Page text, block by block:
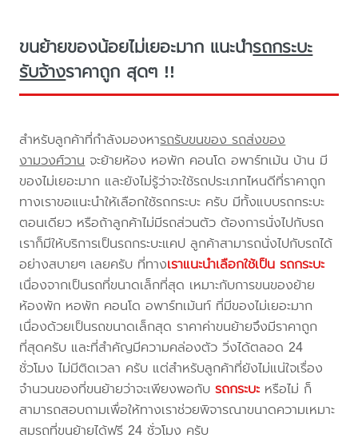
ขนย้ายของน้อยไม่เยอะมาก แนะนำรถกระบะ
รับจ้างราคาถูก สุดๆ !!
สำหรับลูกค้าที่กำลังมองหารถรับขนของ รถส่งของ
งามวงศ์วาน จะย้ายห้อง หอพัก คอนโด อพาร์ทเม้น บ้าน มี
ของไม่เยอะมาก และยังไม่รู้ว่าจะใช้รถประเภทไหนดีที่ราคาถูก
ทางเราขอแนะนำให้เลือกใช้รถกระบะ ครับ มีทั้งแบบรถกระบะ
ตอนเดียว หรือถ้าลูกค้าไม่มีรถส่วนตัว ต้องการนั่งไปกับรถ
เราก็มีให้บริการเป็นรถกระบะแคป ลูกค้าสามารถนั่งไปกับรถได้
อย่างสบายๆ เลยครับ ที่ทางเราแนะนำเลือกใช้เป็น รถกระบะ
เนื่องจากเป็นรถที่ขนาดเล็กที่สุด เหมาะกับการขนของย้าย
ห้องพัก หอพัก คอนโด อพาร์ทเม้นท์ ที่มีของไม่เยอะมาก
เนื่องด้วยเป็นรถขนาดเล็กสุด ราคาค่าขนย้ายจึงมีราคาถูก
ที่สุดครับ และที่สำคัญมีความคล่องตัว วิ่งได้ตลอด 24
ชั่วโมง ไม่มีติดเวลา ครับ แต่สำหรับลูกค้าที่ยังไม่แน่ใจเรื่อง
จำนวนของที่ขนย้ายว่าจะเพียงพอกับรถกระบะ หรือไม่ ก็
สามารถสอบถามเพื่อให้ทางเราช่วยพิจารณาขนาดความเหมาะ
สมรถที่ขนย้ายได้ฟรี 24 ชั่วโมง ครับ